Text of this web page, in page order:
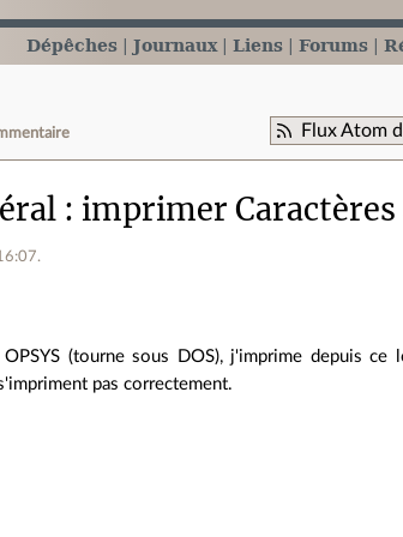
Dépêches Journaux Liens Forums
Flux Atom
imprimer Caractères
.
(tourne sous DOS), j'imprime depuis ce
pas correctement.